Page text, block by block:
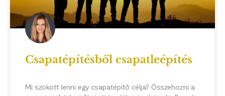
Csapatépítésből csapatleépítés
Mi szokott lenni egy csapatépítő célja? Összehozni a